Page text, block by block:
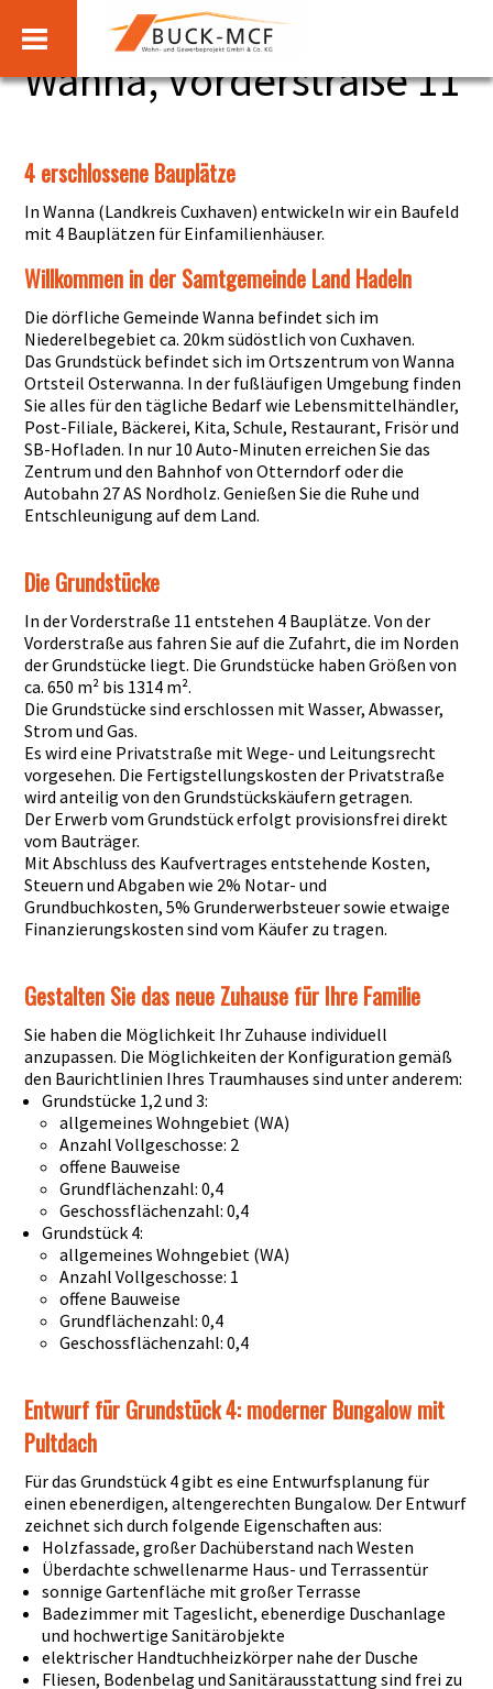
Wanna, Vorderstraße 11
4 erschlossene Bauplätze
In Wanna (Landkreis Cuxhaven) entwickeln wir ein Baufeld
mit 4 Bauplätzen für Einfamilienhäuser.
Willkommen in der Samtgemeinde Land Hadeln
Die dörfliche Gemeinde Wanna befindet sich im
Niederelbegebiet ca. 20km südöstlich von Cuxhaven.
Das Grundstück befindet sich im Ortszentrum von Wanna
Ortsteil Osterwanna. In der fußläufigen Umgebung finden
Sie alles für den tägliche Bedarf wie Lebensmittelhändler,
Post-Filiale, Bäckerei, Kita, Schule, Restaurant, Frisör und
SB-Hofladen. In nur 10 Auto-Minuten erreichen Sie das
Zentrum und den Bahnhof von Otterndorf oder die
Autobahn 27 AS Nordholz. Genießen Sie die Ruhe und
Entschleunigung auf dem Land.
Die Grundstücke
In der Vorderstraße 11 entstehen 4 Bauplätze. Von der
Vorderstraße aus fahren Sie auf die Zufahrt, die im Norden
der Grundstücke liegt. Die Grundstücke haben Größen von
ca. 650 m² bis 1314 m².
Die Grundstücke sind erschlossen mit Wasser, Abwasser,
Strom und Gas.
Es wird eine Privatstraße mit Wege- und Leitungsrecht
vorgesehen. Die Fertigstellungskosten der Privatstraße
wird anteilig von den Grundstückskäufern getragen.
Der Erwerb vom Grundstück erfolgt provisionsfrei direkt
vom Bauträger.
Mit Abschluss des Kaufvertrages entstehende Kosten,
Steuern und Abgaben wie 2% Notar- und
Grundbuchkosten, 5% Grunderwerbsteuer sowie etwaige
Finanzierungskosten sind vom Käufer zu tragen.
Gestalten Sie das neue Zuhause für Ihre Familie
Sie haben die Möglichkeit Ihr Zuhause individuell
anzupassen. Die Möglichkeiten der Konfiguration gemäß
den Baurichtlinien Ihres Traumhauses sind unter anderem:
Grundstücke 1,2 und 3:
allgemeines Wohngebiet (WA)
Anzahl Vollgeschosse: 2
offene Bauweise
Grundflächenzahl: 0,4
Geschossflächenzahl: 0,4
Grundstück 4:
allgemeines Wohngebiet (WA)
Anzahl Vollgeschosse: 1
offene Bauweise
Grundflächenzahl: 0,4
Geschossflächenzahl: 0,4
Entwurf für Grundstück 4: moderner Bungalow mit
Pultdach
Für das Grundstück 4 gibt es eine Entwurfsplanung für
einen ebenerdigen, altengerechten Bungalow. Der Entwurf
zeichnet sich durch folgende Eigenschaften aus:
Holzfassade, großer Dachüberstand nach Westen
Überdachte schwellenarme Haus- und Terrassentür
sonnige Gartenfläche mit großer Terrasse
Badezimmer mit Tageslicht, ebenerdige Duschanlage
und hochwertige Sanitärobjekte
elektrischer Handtuchheizkörper nahe der Dusche
Fliesen, Bodenbelag und Sanitärausstattung sind frei zu